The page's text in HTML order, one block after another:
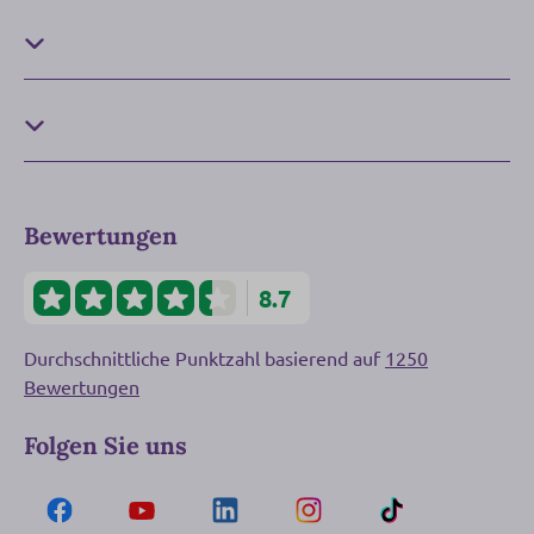
Bewertungen
8.7
Durchschnittliche Punktzahl basierend auf 1250
Bewertungen
Folgen Sie uns